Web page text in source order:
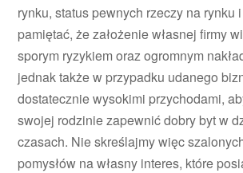
rynku, status pewnych rzeczy na rynku
pamiętać, że założenie własnej firmy
sporym ryzykiem oraz ogromnym
jednak także w przypadku udanego
dostatecznie wysokimi przychodami,
swojej rodzinie zapewnić dobry byt w
czasach. Nie skreślajmy więc
pomysłów na własny interes, które